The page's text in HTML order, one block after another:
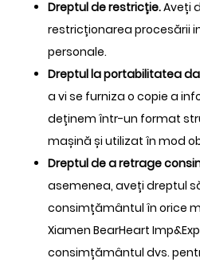
Dreptul de restricție.Aveți
restricționarea procesării
personale.
Dreptul la portabilitatea
a vi se furniza o copie a
deținem într-un format
mașină și utilizat în mod
Dreptul de a retrage
asemenea, aveți dreptul
consimțământul în orice
Xiamen BearHeart
consimțământul dvs.